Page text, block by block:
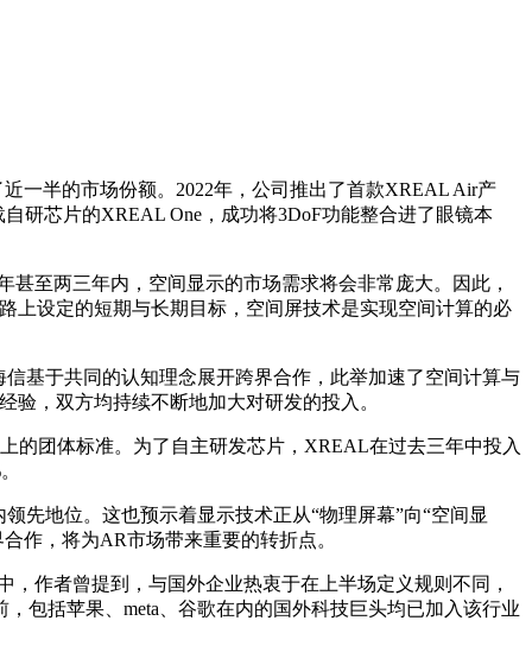
一半的市场份额。2022年，公司推出了首款XREAL Air产
研芯片的XREAL One，成功将3DoF功能整合进了眼镜本
至两三年内，空间显示的市场需求将会非常庞大。因此，
上设定的短期与长期目标，空间屏技术是实现空间计算的必
基于共同的认知理念展开跨界合作，此举加速了空间计算与
，双方均持续不断地加大对研发的投入。
的团体标准。为了自主研发芯片，XREAL在过去三年中投入
先地位。这也预示着显示技术正从“物理屏幕”向“空间显
作，将为AR市场带来重要的转折点。
作者曾提到，与国外企业热衷于在上半场定义规则不同，
包括苹果、meta、谷歌在内的国外科技巨头均已加入该行业